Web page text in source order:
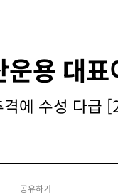
용 대표
에 수성 다급
공유하기